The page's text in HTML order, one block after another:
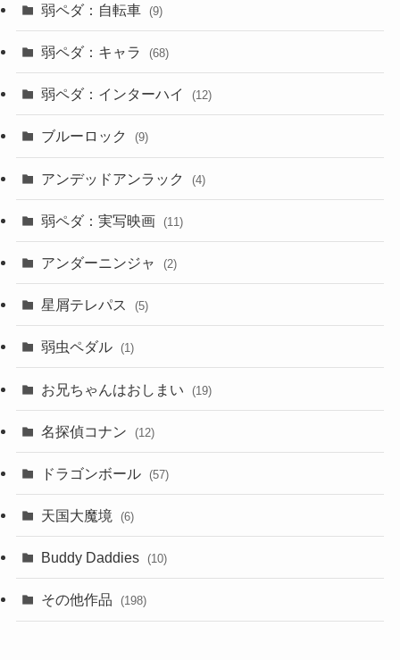
弱ペダ：自転車 (9)
弱ペダ：キャラ (68)
弱ペダ：インターハイ (12)
ブルーロック (9)
アンデッドアンラック (4)
弱ペダ：実写映画 (11)
アンダーニンジャ (2)
星屑テレパス (5)
弱虫ペダル (1)
お兄ちゃんはおしまい (19)
名探偵コナン (12)
ドラゴンボール (57)
天国大魔境 (6)
Buddy Daddies (10)
その他作品 (198)